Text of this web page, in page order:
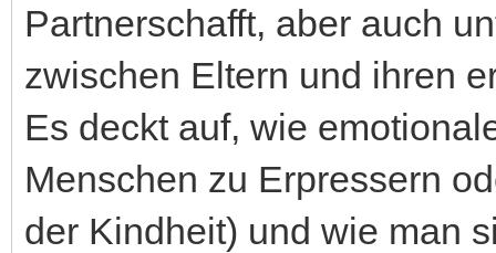
Partnerschafft, aber auch
zwischen Eltern und ihren
Es deckt auf, wie
Menschen zu Erpressern
der Kindheit) und wie man